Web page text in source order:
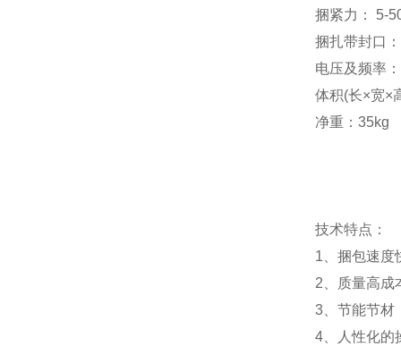
捆紧力： 5-
捆扎带封口
电压及频率
体积(长×宽×
净重：35kg
技术特点：
1、捆包速度
2、质量高成
3、节能节材
4、人性化的